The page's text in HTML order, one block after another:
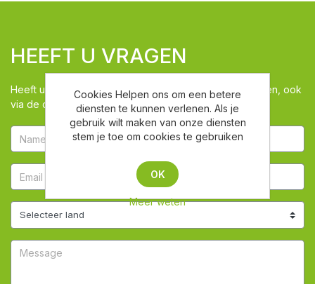
HEEFT U VRAGEN
Heeft u vragen kunt u via dit venster ons de vraag stellen, ook
via de chat zijn we beschikbaar
Cookies Helpen ons om een betere
diensten te kunnen verlenen. Als je
gebruik wilt maken van onze diensten
stem je toe om cookies te gebruiken
OK
Meer weten